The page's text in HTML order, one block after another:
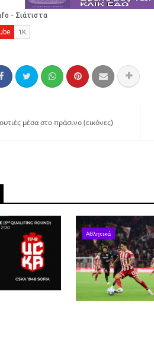
μέσα στο πράσινο (εικόνες)
Αθλητικά